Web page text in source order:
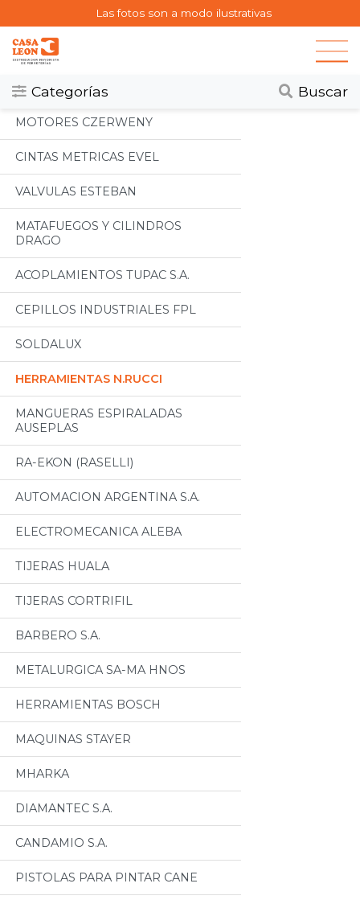
Las fotos son a modo ilustrativas
Categorías Buscar
Categorias
Todos
MOTORES CZERWENY
CINTAS METRICAS EVEL
VALVULAS ESTEBAN
MATAFUEGOS Y CILINDROS
DRAGO
ACOPLAMIENTOS TUPAC S.A.
CEPILLOS INDUSTRIALES FPL
SOLDALUX
HERRAMIENTAS N.RUCCI
MANGUERAS ESPIRALADAS
AUSEPLAS
RA-EKON (RASELLI)
AUTOMACION ARGENTINA S.A.
ELECTROMECANICA ALEBA
TIJERAS HUALA
TIJERAS CORTRIFIL
BARBERO S.A.
METALURGICA SA-MA HNOS
HERRAMIENTAS BOSCH
MAQUINAS STAYER
MHARKA
DIAMANTEC S.A.
CANDAMIO S.A.
PISTOLAS PARA PINTAR CANE